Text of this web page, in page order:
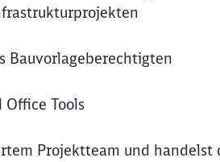
Bauvorlageberechtigten
Tools
Projektteam und